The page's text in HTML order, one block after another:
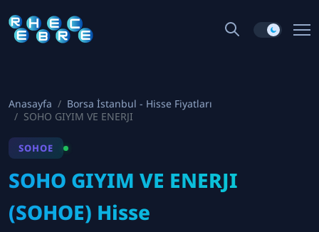
Anasayfa
Borsa İstanbul - Hisse Fiyatları
SOHO GIYIM VE ENERJI
SOHOE
SOHO GIYIM VE ENERJI
(SOHOE) Hisse